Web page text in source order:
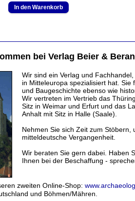
bei Verlag Beier &
Wir sind ein Verlag und
in Mitteleuropa spezialisiert hat.
und Baugeschichte ebenso wie
Wir vertreten im Vertrieb das
Sitz in Weimar und Erfurt und das
Anhalt mit Sitz in Halle (Saale).
Nehmen Sie sich Zeit zum
mitteldeutsche Vergangenheit.
Wir beraten Sie gern dabei. Haben
Ihnen bei der Beschaffung -
zweiten Online-Shop:
und Böhmen/Mähren.